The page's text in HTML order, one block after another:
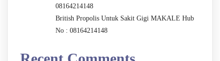
08164214148
British Propolis Untuk Sakit Gigi MAKALE Hub
No : 08164214148